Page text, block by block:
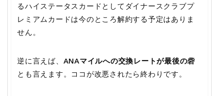
るハイステータスカードとしてダイナースクラブプ
レミアムカードは今のところ解約する予定はありま
せん。
逆に言えば、 ANAマイルへの交換レートが最後の砦
とも言えます。ココが改悪されたら終わりです。